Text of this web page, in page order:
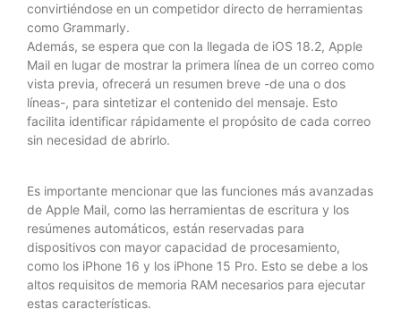
convirtiéndose en un competidor directo de herramientas
como Grammarly.
Además, se espera que con la llegada de iOS 18.2, Apple
Mail en lugar de mostrar la primera línea de un correo como
vista previa, ofrecerá un resumen breve -de una o dos
líneas-, para sintetizar el contenido del mensaje. Esto
facilita identificar rápidamente el propósito de cada correo
sin necesidad de abrirlo.
Es importante mencionar que las funciones más avanzadas
de Apple Mail, como las herramientas de escritura y los
resúmenes automáticos, están reservadas para
dispositivos con mayor capacidad de procesamiento,
como los iPhone 16 y los iPhone 15 Pro. Esto se debe a los
altos requisitos de memoria RAM necesarios para ejecutar
estas características.